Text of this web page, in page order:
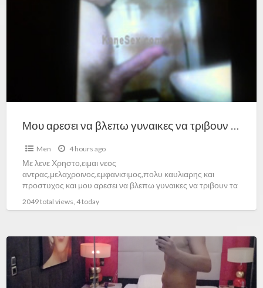
Μου αρεσει να βλεπω γυναικες να τριβουν τα μουνια τους μπροστα μου!!!
Men 4 hours ago
Με λενε Χρηστο,ειμαι νεος
αντρας,μελαχροινος,εμφανισιμος,πολυ καυλιαρης και
προστυχος και μου αρεσει να βλεπω γυναικες να τριβουν τα
MAILchristoslover1@gmail.com
2049 total views, 4 today